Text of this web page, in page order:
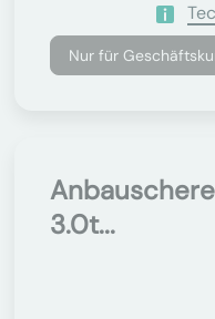
Nur für
3.0t...